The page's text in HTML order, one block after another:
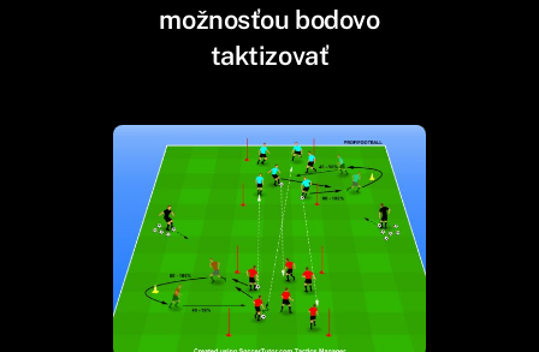
možnosťou bodovo
taktizovať